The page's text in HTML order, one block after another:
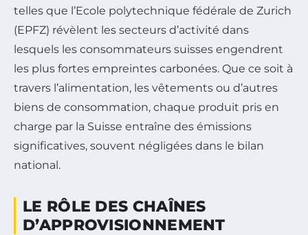
telles que l’Ecole polytechnique fédérale de Zurich
(EPFZ) révèlent les secteurs d’activité dans
lesquels les consommateurs suisses engendrent
les plus fortes empreintes carbonées. Que ce soit à
travers l’alimentation, les vêtements ou d’autres
biens de consommation, chaque produit pris en
charge par la Suisse entraîne des émissions
significatives, souvent négligées dans le bilan
national.
LE RÔLE DES CHAÎNES
D’APPROVISIONNEMENT